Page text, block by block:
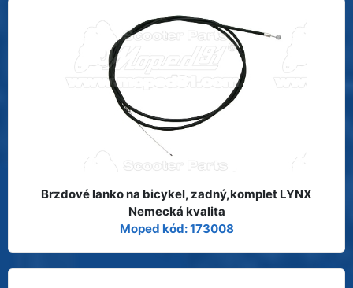
Brzdové lanko na bicykel, zadný,komplet LYNX
Nemecká kvalita
Moped kód: 173008